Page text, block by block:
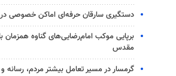
دستگیری سارقان حرفه‌ای اماکن خصوصی در
برپایی موکب امام‌رضایی‌های گناوه
مقدس
گرمسار در مسیر تعامل بیشتر مردم،